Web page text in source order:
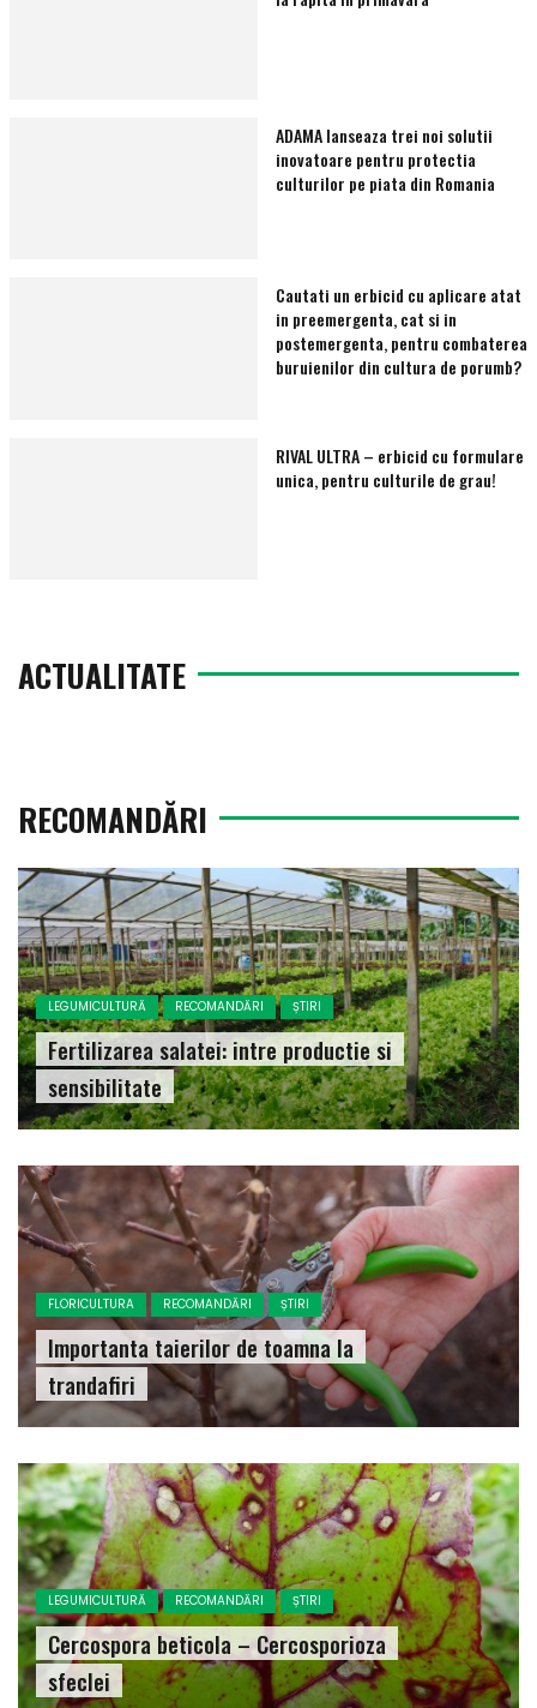
ADAMA lanseaza trei noi solutii
inovatoare pentru protectia
culturilor pe piata din Romania
Cautati un erbicid cu aplicare atat
in preemergenta, cat si in
postemergenta, pentru combaterea
buruienilor din cultura de porumb?
RIVAL ULTRA – erbicid cu formulare
unica, pentru culturile de grau!
ACTUALITATE
RECOMANDĂRI
LEGUMICULTURĂ RECOMANDĂRI ȘTIRI
Fertilizarea salatei: intre productie si
sensibilitate
FLORICULTURA RECOMANDĂRI ȘTIRI
Importanta taierilor de toamna la
trandafiri
LEGUMICULTURĂ RECOMANDĂRI ȘTIRI
Cercospora beticola – Cercosporioza
sfeclei